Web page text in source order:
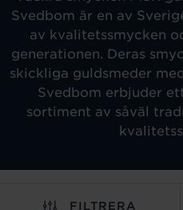
Svedbom är en av
av kvalitetssmycken
generationen. Deras
skickliga guldsmeder
Svedbom erbjuder
sortiment av såväl
FILTRERA